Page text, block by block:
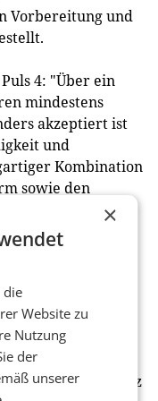
Vorbereitung und
4: "Über ein
mindestens
akzeptiert ist
und
Kombination
sowie den
bieten wir daher
die mit Podcasts
und gleichsam
angefangen mit
ergänzt
der
durch den Einsatz
×
die
Website zu
Nutzung
der
unserer